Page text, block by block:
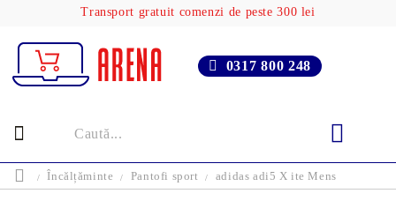
Transport gratuit comenzi de peste 300 lei
0317 800 248
Încălțăminte Pantofi sport adidas adi5 X ite Mens